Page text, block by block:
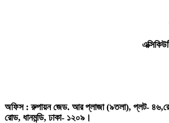
অফিস : রুপায়ন জেড. আর প্লাজা (৯তলা), প্লট-
রোড, ধানমন্ডি, ঢাকা- ১২০৯।